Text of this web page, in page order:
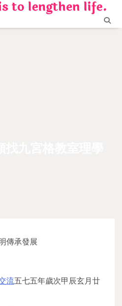
to lengthen life.
傳承發展
流五七五年歲次甲辰玄月廿